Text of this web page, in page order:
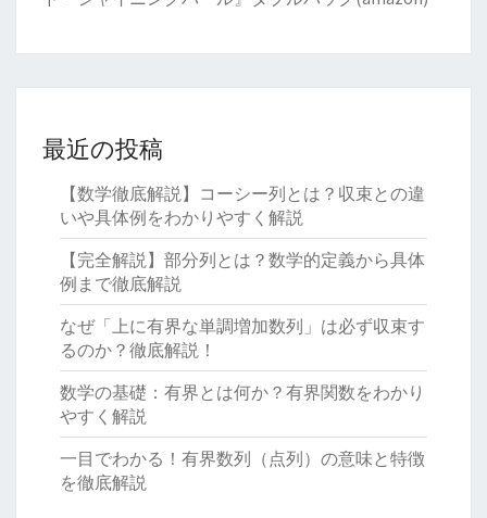
最近の投稿
【数学徹底解説】コーシー列とは？収束との違
いや具体例をわかりやすく解説
【完全解説】部分列とは？数学的定義から具体
例まで徹底解説
なぜ「上に有界な単調増加数列」は必ず収束す
るのか？徹底解説！
数学の基礎：有界とは何か？有界関数をわかり
やすく解説
一目でわかる！有界数列（点列）の意味と特徴
を徹底解説